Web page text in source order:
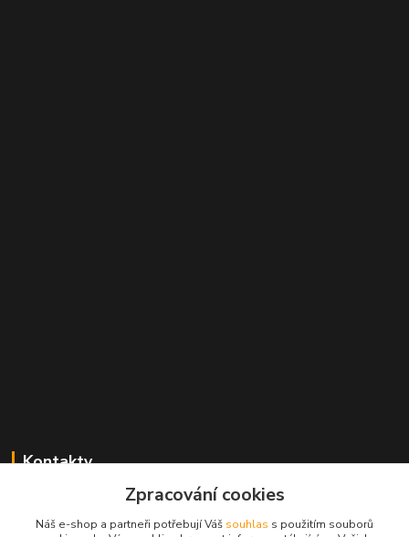
Kontakty
+420 723 828 116
Zpracování cookies
Náš e-shop a partneři potřebují Váš souhlas s použitím souborů